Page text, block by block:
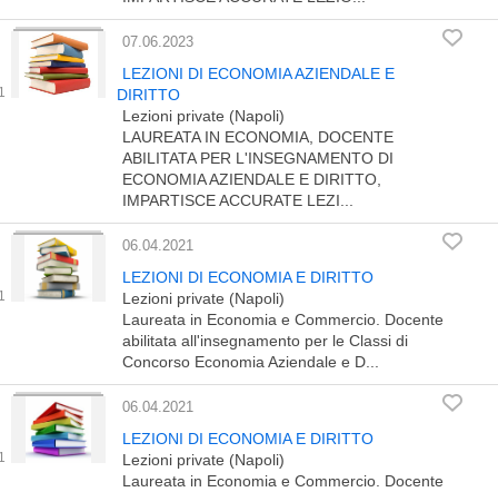
07.06.2023
LEZIONI DI ECONOMIA AZIENDALE E
DIRITTO
Lezioni private (Napoli)
LAUREATA IN ECONOMIA, DOCENTE
ABILITATA PER L'INSEGNAMENTO DI
ECONOMIA AZIENDALE E DIRITTO,
IMPARTISCE ACCURATE LEZI...
06.04.2021
LEZIONI DI ECONOMIA E DIRITTO
Lezioni private (Napoli)
Laureata in Economia e Commercio. Docente
abilitata all'insegnamento per le Classi di
Concorso Economia Aziendale e D...
06.04.2021
LEZIONI DI ECONOMIA E DIRITTO
Lezioni private (Napoli)
Laureata in Economia e Commercio. Docente